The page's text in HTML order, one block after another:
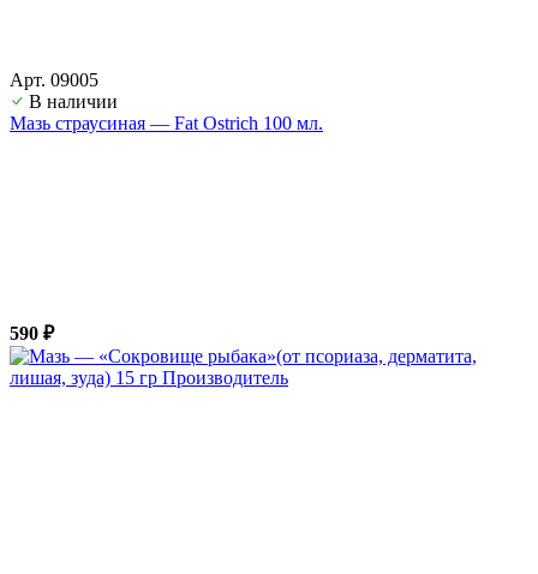
Арт. 09005
В наличии
Мазь страусиная — Fat Ostrich 100 мл.
590 ₽